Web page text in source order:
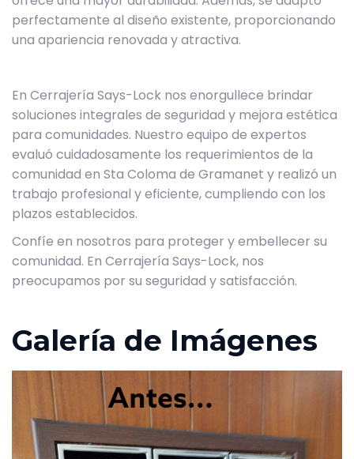
perfectamente al diseño existente, proporcionando
una apariencia renovada y atractiva.
En Cerrajería Says-Lock nos enorgullece brindar
soluciones integrales de seguridad y mejora estética
para comunidades. Nuestro equipo de expertos
evaluó cuidadosamente los requerimientos de la
comunidad en Sta Coloma de Gramanet y realizó un
trabajo profesional y eficiente, cumpliendo con los
plazos establecidos.
Confíe en nosotros para proteger y embellecer su
comunidad. En Cerrajería Says-Lock, nos
preocupamos por su seguridad y satisfacción.
Galería de Imágenes